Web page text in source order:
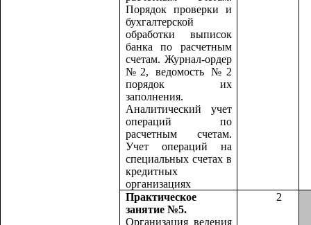
Порядок проверки и
бухгалтерской
обработки выписок
банка по расчетным
счетам. Журнал-ордер
№2, ведомость №2
порядок их
заполнения.
Аналитический учет
операций по
расчетным счетам.
Учет операций на
специальных счетах в
кредитных
организациях
Практическое
занятие №5.
Организация ведения
2